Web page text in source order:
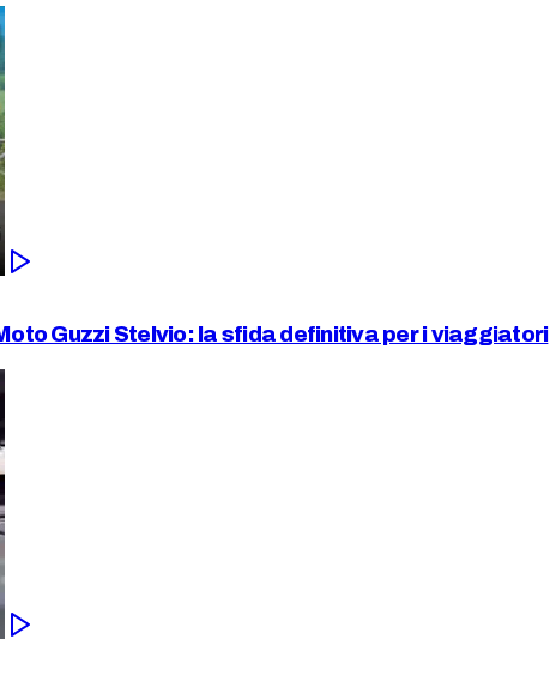
Guzzi Stelvio: la sfida definitiva per i viaggiatori